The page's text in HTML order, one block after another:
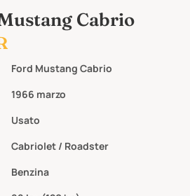
Cabrio
Ford Mustang Cabrio
1966 marzo
Usato
Cabriolet / Roadster
Benzina